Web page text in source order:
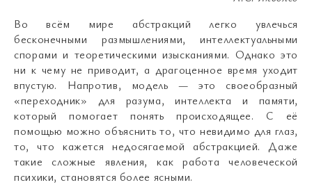
Во всём мире абстракций легко увлечься
бесконечными размышлениями, интеллектуальными
спорами и теоретическими изысканиями. Однако это
ни к чему не приводит, а драгоценное время уходит
впустую. Напротив, модель — это своеобразный
«переходник» для разума, интеллекта и памяти,
который помогает понять происходящее. С её
помощью можно объяснить то, что невидимо для глаз,
то, что кажется недосягаемой абстракцией. Даже
такие сложные явления, как работа человеческой
психики, становятся более ясными.